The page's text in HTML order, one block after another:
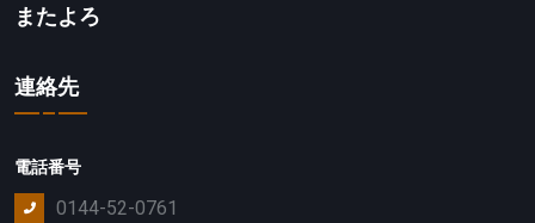
またよろ
連絡先
電話番号
0144-52-0761